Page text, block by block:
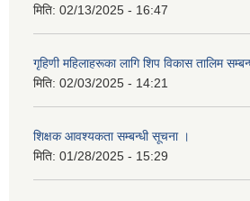
मिति: 02/13/2025 - 16:47
गृहिणी महिलाहरूका लागि शिप विकास तालिम
मिति: 02/03/2025 - 14:21
शिक्षक आवश्यकता सम्बन्धी सूचना ।
मिति: 01/28/2025 - 15:29